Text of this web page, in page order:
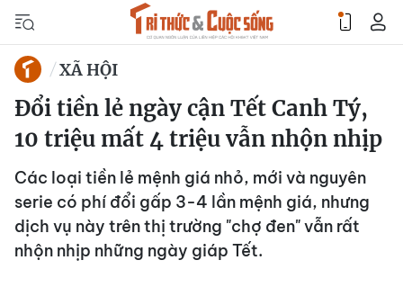
XÃ HỘI
Đổi tiền lẻ ngày cận Tết Canh Tý,
10 triệu mất 4 triệu vẫn nhộn nhịp
Các loại tiền lẻ mệnh giá nhỏ, mới và nguyên
serie có phí đổi gấp 3-4 lần mệnh giá, nhưng
dịch vụ này trên thị trường "chợ đen" vẫn rất
nhộn nhịp những ngày giáp Tết.